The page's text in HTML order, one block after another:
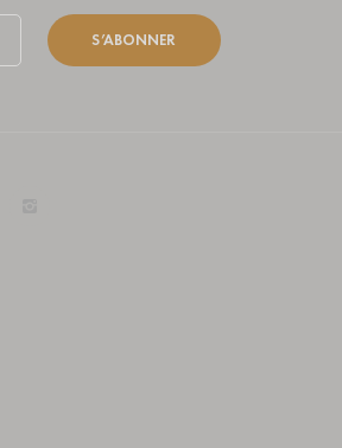
S’ABONNER